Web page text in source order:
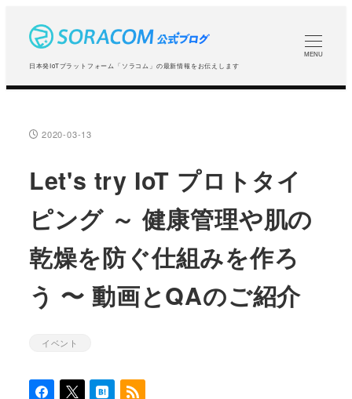
コ
日本発IoTプラットフォーム「ソラコム」の最新情報をお伝えします
MENU
投稿日
2020-03-13
Let's try IoT プロトタイ
ピング ～ 健康管理や肌の
乾燥を防ぐ仕組みを作ろ
う 〜 動画とQAのご紹介
カテゴリー
イベント